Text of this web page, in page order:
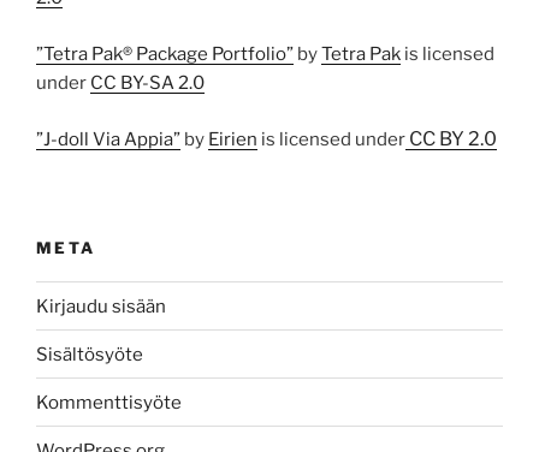
”Tetra Pak® Package Portfolio” byTetra Pak is licensed
under CC BY-SA 2.0
”J-doll Via Appia” by Eirien is licensed under CC BY 2.0
META
Kirjaudu sisään
Sisältösyöte
Kommenttisyöte